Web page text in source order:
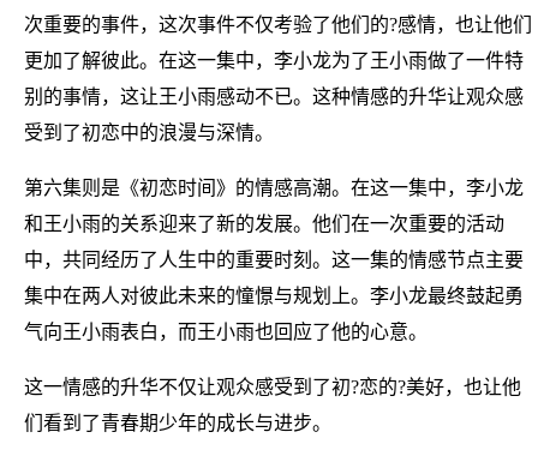
次重要的事件，这次事件不仅考验了他们的?感情，也让他们
更加了解彼此。在这一集中，李小龙为了王小雨做了一件特
别的事情，这让王小雨感动不已。这种情感的升华让观众感
受到了初恋中的浪漫与深情。
第六集则是《初恋时间》的情感高潮。在这一集中，李小龙
和王小雨的关系迎来了新的发展。他们在一次重要的活动
中，共同经历了人生中的重要时刻。这一集的情感节点主要
集中在两人对彼此未来的憧憬与规划上。李小龙最终鼓起勇
气向王小雨表白，而王小雨也回应了他的心意。
这一情感的升华不仅让观众感受到了初?恋的?美好，也让他
们看到了青春期少年的成长与进步。